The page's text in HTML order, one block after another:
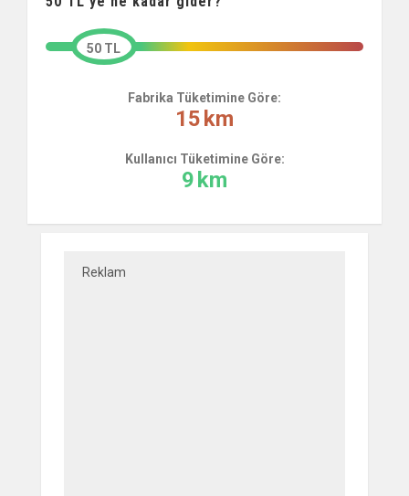
50 TL
Fabrika Tüketimine Göre:
15km
Kullanıcı Tüketimine Göre:
9km
Reklam